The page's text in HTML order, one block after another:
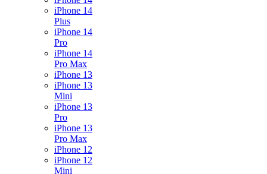
iPhone 14
Plus
iPhone 14
Pro
iPhone 14
Pro Max
iPhone 13
iPhone 13
Mini
iPhone 13
Pro
iPhone 13
Pro Max
iPhone 12
iPhone 12
Mini